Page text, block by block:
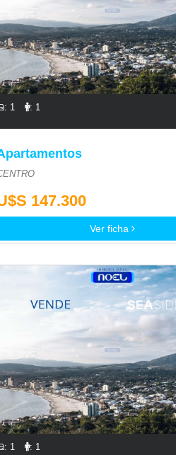
: 1 : 1
147.300
Ver ficha
: 1 : 1